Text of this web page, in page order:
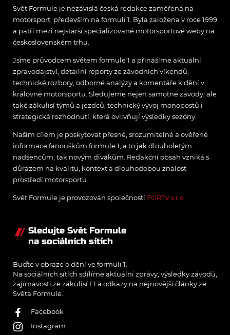
Svět Formule je nezávislá česká redakce zaměřená na
motorsport, především na formuli 1. Byla založena v roce 1999
a patří mezi nejstarší specializované motorsportové weby na
československém trhu.
Jsme průvodcem světem formule 1 a přinášíme aktuální
zpravodajství, detailní reporty ze závodních víkendů,
technické rozbory, odborné analýzy a komentáře k dění v
královně motorsportu. Sledujeme nejen samotné závody, ale
také zákulisí týmů a jezdců, technický vývoj monopostů i
strategická rozhodnutí, která ovlivňují výsledky sezóny.
Naším cílem je poskytovat přesné, srozumitelné a ověřené
informace fanouškům formule 1, a to jak dlouholetým
nadšencům, tak novým divákům. Redakční obsah vzniká s
důrazem na kvalitu, kontext a dlouhodobou znalost
prostředí motorsportu.
Svět Formule je provozován společností FORTV s.r.o.
Sledujte Svět Formule
na sociálních sítích
Buďte v obraze o dění ve formuli 1.
Na sociálních sítích sdílíme aktuální zprávy, výsledky závodů,
zajímavosti ze zákulisí F1 a odkazy na nejnovější články ze
Světa Formule.
Facebook
Instagram